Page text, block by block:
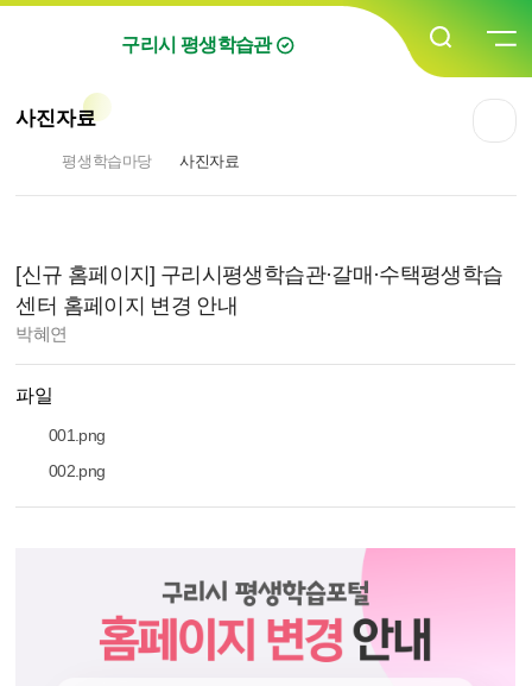
구리시 평생학습관
사진자료
평생학습마당 사진자료
[신규 홈페이지] 구리시평생학습관·갈매·수택평생학습
센터 홈페이지 변경 안내
박혜연
파일
001.png
002.png